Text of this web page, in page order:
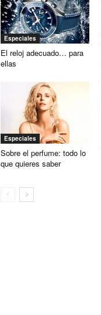
Especiales
El reloj adecuado… para
ellas
Especiales
Sobre el perfume: todo lo
que quieres saber